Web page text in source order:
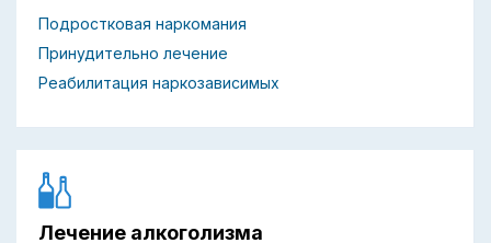
Подростковая наркомания
Принудительно лечение
Реабилитация наркозависимых
Лечение алкоголизма